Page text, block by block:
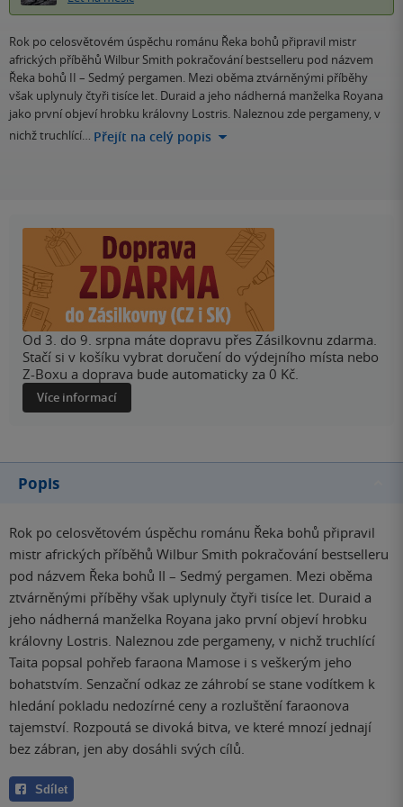
Rok po celosvětovém úspěchu románu Řeka bohů připravil mistr
afrických příběhů Wilbur Smith pokračování bestselleru pod názvem
Řeka bohů II – Sedmý pergamen. Mezi oběma ztvárněnými příběhy
však uplynuly čtyři tisíce let. Duraid a jeho nádherná manželka Royana
jako první objeví hrobku královny Lostris. Naleznou zde pergameny, v
nichž truchlící… Přejít na celý popis
Od 3. do 9. srpna máte dopravu přes Zásilkovnu zdarma.
Stačí si v košíku vybrat doručení do výdejního místa nebo
Z-Boxu a doprava bude automaticky za 0 Kč.
Více informací
Popis
Rok po celosvětovém úspěchu románu Řeka bohů připravil
mistr afrických příběhů Wilbur Smith pokračování bestselleru
pod názvem Řeka bohů II – Sedmý pergamen. Mezi oběma
ztvárněnými příběhy však uplynuly čtyři tisíce let. Duraid a
jeho nádherná manželka Royana jako první objeví hrobku
královny Lostris. Naleznou zde pergameny, v nichž truchlící
Taita popsal pohřeb faraona Mamose i s veškerým jeho
bohatstvím. Senzační odkaz ze záhrobí se stane vodítkem k
hledání pokladu nedozírné ceny a rozluštění faraonova
tajemství. Rozpoutá se divoká bitva, ve které mnozí jednají
bez zábran, jen aby dosáhli svých cílů.
Sdílet